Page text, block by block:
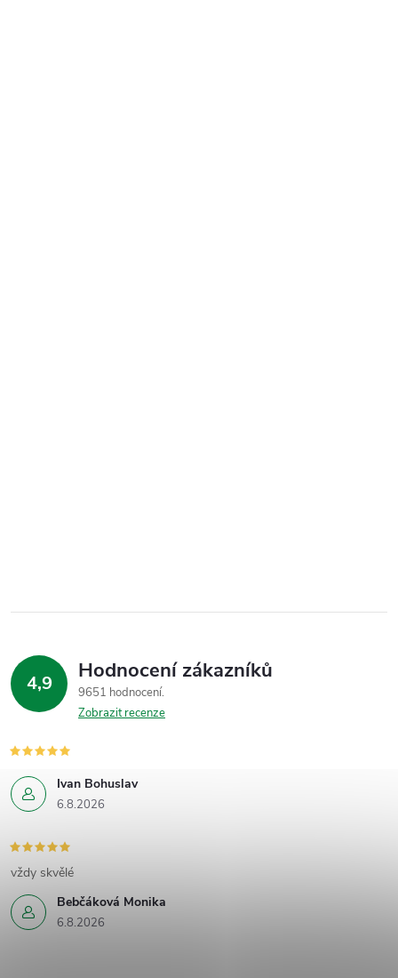
4,9 Hodnocení zákazníků
9651 hodnocení
Zobrazit recenze
Ivan Bohuslav
6.8.2026
Bebčáková Monika
6.8.2026
vždy skvělé